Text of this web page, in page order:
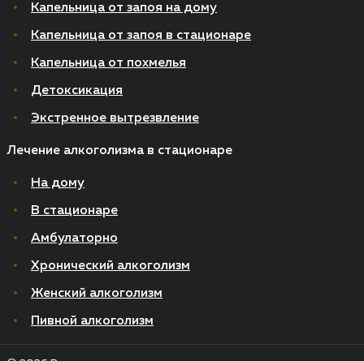
Капельница от запоя на дому
Капельница от запоя в стационаре
Капельница от похмелья
Детоксикация
Экстренное вытрезвление
Лечение алкоголизма в стационаре
На дому
В стационаре
Амбулаторно
Хронический алкоголизм
Женский алкоголизм
Пивной алкоголизм